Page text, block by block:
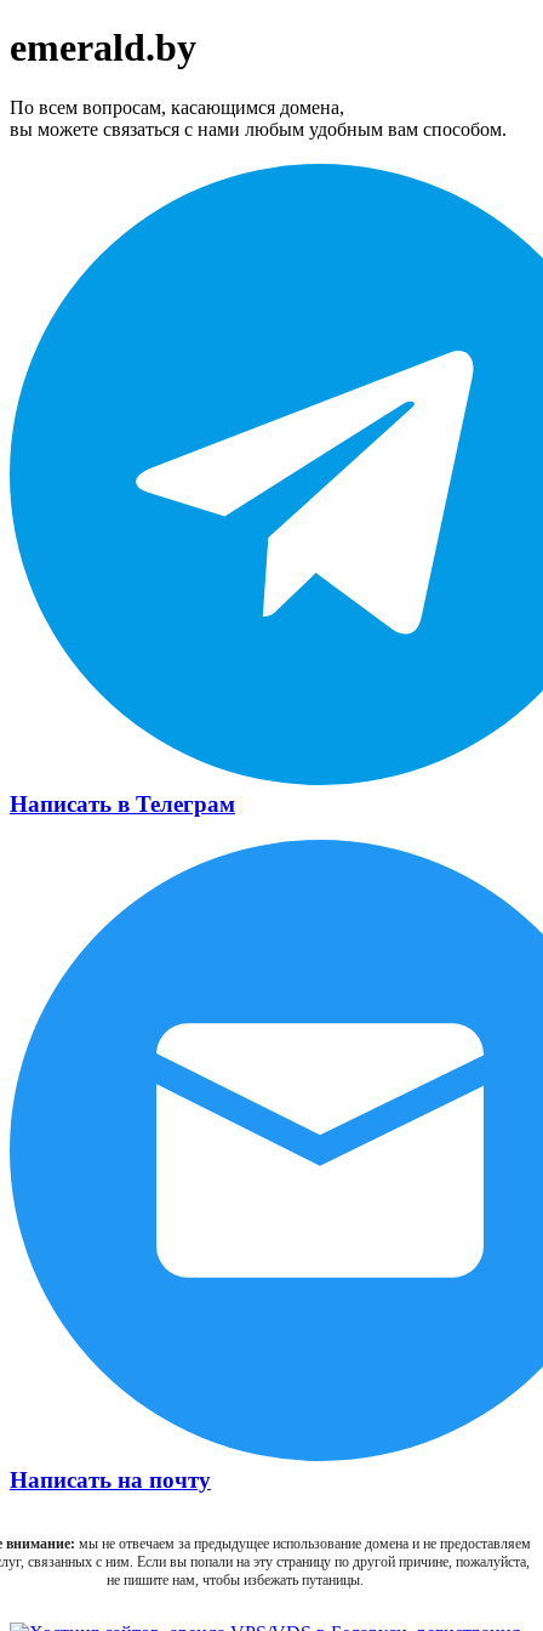
emerald.by
По всем вопросам, касающимся домена,
вы можете связаться с нами любым удобным вам способом.
Написать в Телеграм
Написать на почту
внимание: мы не отвечаем за предыдущее использование домена и не предоставляем
связанных с ним. Если вы попали на эту страницу по другой причине, пожалуйста,
не пишите нам, чтобы избежать путаницы.